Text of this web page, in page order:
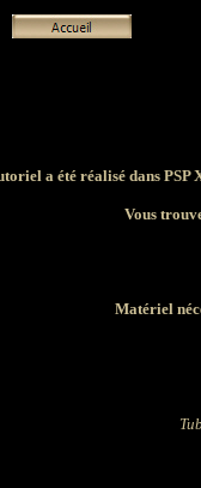
a été réalisé dans PSP
Vous
Matériel